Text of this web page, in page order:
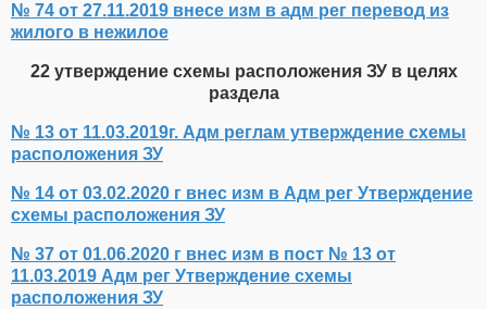
№ 74 от 27.11.2019 внесе изм в адм рег перевод из
жилого в нежилое
22 утверждение схемы расположения ЗУ в целях
раздела
№ 13 от 11.03.2019г. Адм реглам утверждение схемы
расположения ЗУ
№ 14 от 03.02.2020 г внес изм в Адм рег Утверждение
схемы расположения ЗУ
№ 37 от 01.06.2020 г внес изм в пост № 13 от
11.03.2019 Адм рег Утверждение схемы
расположения ЗУ